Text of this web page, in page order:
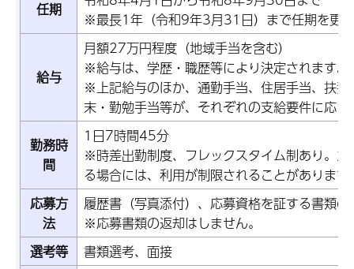
任期
※最長1年（令和9年3月31日）まで任期を更
給与
月額27万円程度（地域手当を含む）
※給与は、学歴・職歴等により決定されます。
※上記給与のほか、通勤手当、住居手当、扶
末・勤勉手当等が、それぞれの支給要件に応
勤務時
間
1日7時間45分
※時差出勤制度、フレックスタイム制あり。
る場合には、利用が制限されることがあります
応募方
法
履歴書（写真添付）、応募資格を証する書類の
※応募書類の返却はしません。
選考等
書類選考、面接